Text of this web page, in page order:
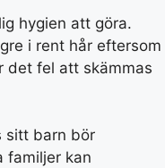
hygien att göra.
i rent hår eftersom
det fel att skämmas
sitt barn bör
familjer kan